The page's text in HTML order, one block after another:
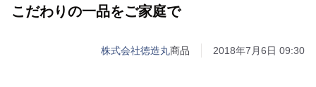
こだわりの一品をご家庭で
株式会社徳造丸商品 2018年7月6日 09:30